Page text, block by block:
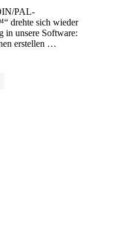
PAL-
drehte sich wieder
in unsere Software:
erstellen …